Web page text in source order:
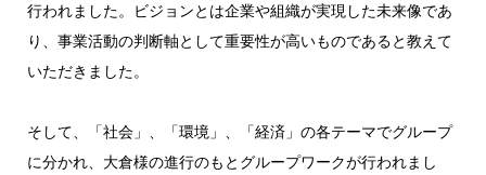
行われました。ビジョンとは企業や組織が実現した未来像であ
り、事業活動の判断軸として重要性が高いものであると教えて
いただきました。
そして、「社会」、「環境」、「経済」の各テーマでグループ
に分かれ、大倉様の進行のもとグループワークが行われまし